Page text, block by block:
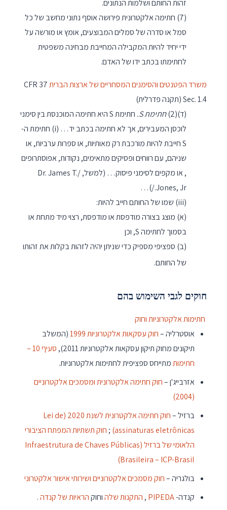
זהות החותם ושלמות הנתונים.
(7) חתימה אלקטרונית פירושה אוסף נתוני מחשב של כל
סמל או סדרה של סמלים המבוצעים, אומץ או מורשה על
ידי יחיד להיות המקבילה המחייבת מבחינה משפטית
לחתימתו בכתב ידו של האדם.
משרד הפטנטים והסימנים המסחריים של ארצות הברית
37 CFR
Sec. 1.4 (תקנה פדרלית)
(ד)(2)
חתימת S.
חתימת S היא חתימה המוכנסת בין סימני
לוכסן המעבירים, אך לא חתימה בכתב יד… (i) חתימת ה-
S חייבת להיות מורכבת רק מאותיות, או ספרות ערביות, או
שניהם, עם רווחים ופסיקים מתאימים, נקודות, אפוסתרופים
, או מקפים לסימני פיסוק… (למשל, /Dr. James T.
Jones, Jr./)…
(iii) שמו של החותם חייב להיות:
(א) מוצג בצורה מודפסת או מודפסת, רצוי מיד מתחת או
בסמוך לחתימה S, וכן
(ב) ספציפי מספיק כדי שניתן יהיה לזהות בקלות את זהותו
של החותם.
חוקים לגבי השימוש בהם
חתימות אלקטרוניות וחוק
אוסטרליה –חוק עסקאות אלקטרוניות 1999
(המשלב
תיקונים מחוק תיקון עסקאות אלקטרוניות 2011),
סעיף 10 –
חתימותמתייחס ספציפית לחתימות אלקטרוניות.
אזרבייג'ן –חוק חתימה אלקטרונית ומסמכים אלקטרוניים
(2004)
ברזיל –
חוק חתימה אלקטרונית לשנת 2020 (Lei de
assinaturas eletrônicas)
; חוק תשתיות המפתח הציבורי
הלאומי של ברזיל (Infraestrutura de Chaves Públicas
Brasileira – ICP-Brasil)
בולגריה –חוק מסמכים אלקטרוניים ושירותי אישור אלקטרוני
קנדה-PIPEDA
, התקנות שלהוחוקהראיות של קנדה.